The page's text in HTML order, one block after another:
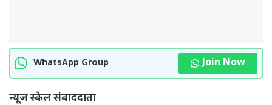
WhatsApp Group Join Now
न्यूज स्केल संवाददाता